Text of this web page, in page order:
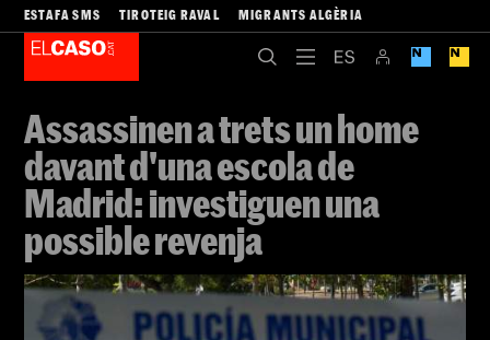
ESTAFA SMS TIROTEIG RAVAL MIGRANTS ALGÈRIA
Assassinen a trets un home
davant d'una escola de
Madrid: investiguen una
possible revenja